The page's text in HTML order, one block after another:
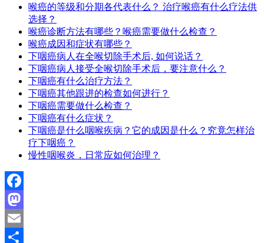
喉癌的等级和分期各代表什么？ 治疗喉癌有什么疗法供
选择？
喉癌诊断方法有哪些？喉癌需要做什么检查？
喉癌成因和症状有哪些？
下咽癌病人在全喉切除手术后, 如何说话？
下咽癌病人接受全喉切除手术后，要注意什么？
下咽癌有什么治疗方法？
下咽癌其他跟进的检查如何进行？
下咽癌需要做什么检查？
下咽癌有什么症状？
下咽癌是什么咽喉疾病？它的成因是什么？究竟怎样治
疗下咽癌？
慢性咽喉炎，日常应如何治理？
Facebook
Mastodon
Email